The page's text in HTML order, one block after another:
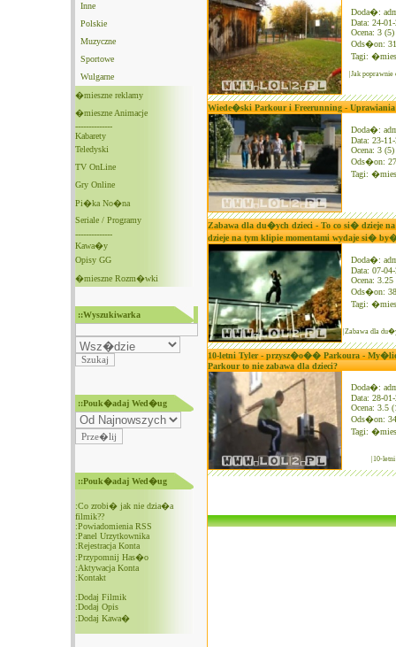
Inne
Polskie
Muzyczne
Sportowe
Wulgarne
�mieszne reklamy
�mieszne Animacje
--------------
Kabarety
Teledyski
TV OnLine
Gry Online
Pi�ka No�na
Seriale / Programy
--------------
Kawa�y
Opisy GG
�mieszne Rozm�wki
::Wyszukiwarka
::Pouk�adaj Wed�ug
::Pouk�adaj Wed�ug
:Co zrobi� jak nie dzia�a
filmik??
:Powiadomienia RSS
:Panel Urzytkownika
:Rejestracja Konta
:Przypomnij Has�o
:Aktywacja Konta
:Kontakt
:Dodaj Filmik
:Dodaj Opis
:Dodaj Kawa�
Doda�:
Data: 24-
Ocena: 3 (5)
Ods�on:
Tagi:
|Jak
Wiede�ski Parkour i Freerunning -
Doda�:
Data: 23-
Ocena: 3 (5)
Ods�on:
Tagi:
Zabawa dla du�ych dzieci - To co si� dzieje
dzieje na tym klipie momentami wydaje si�
Doda�:
Data: 07-
Ocena: 3.25
Ods�on:
Tagi:
|Zabawa dla
10-letni Tyler - przysz�o�� Parkoura -
Parkour to nie zabawa dla dzieci?
Doda�:
Data: 28-
Ocena: 3.5
Ods�on:
Tagi:
|10-